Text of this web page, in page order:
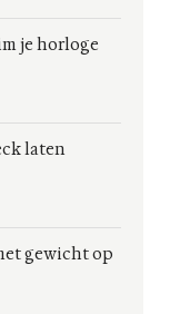
je horloge
laten
gewicht op